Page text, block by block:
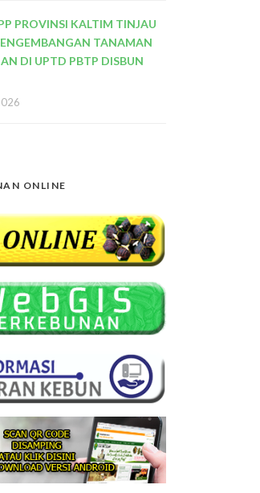
PROVINSI KALTIM TINJAU
TANAMAN
DI UPTD PBTP DISBUN
ONLINE